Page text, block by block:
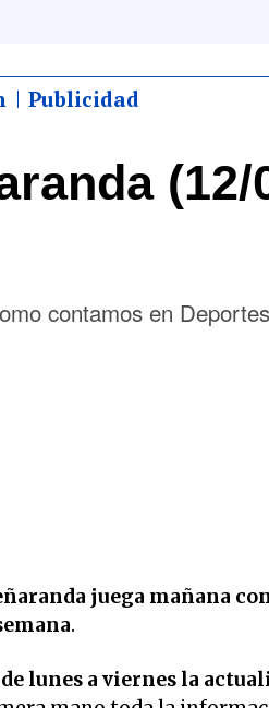
Publicidad
(12/
contamos en
juega mañana
.
lunes a viernes la